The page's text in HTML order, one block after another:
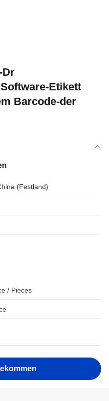
Dr
Etikett
Barcode-der
(Festland)
/ Pieces